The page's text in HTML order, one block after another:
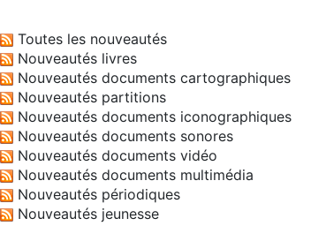
Toutes les nouveautés
Nouveautés livres
Nouveautés documents cartographiques
Nouveautés partitions
Nouveautés documents iconographiques
Nouveautés documents sonores
Nouveautés documents vidéo
Nouveautés documents multimédia
Nouveautés périodiques
Nouveautés jeunesse